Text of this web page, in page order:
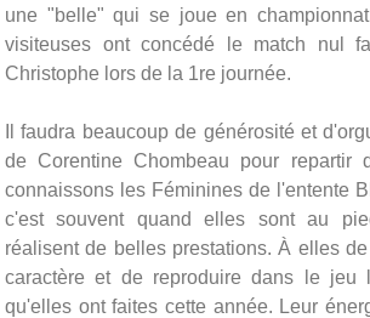
une "belle" qui se joue en
visiteuses ont concédé le match nul
Christophe lors de la 1re journée.
Il faudra beaucoup de générosité et
de Corentine Chombeau pour repartir
connaissons les Féminines de l'entente
c'est souvent quand elles sont au
réalisent de belles prestations. À elles
caractère et de reproduire dans le jeu
qu'elles ont faites cette année. Leur